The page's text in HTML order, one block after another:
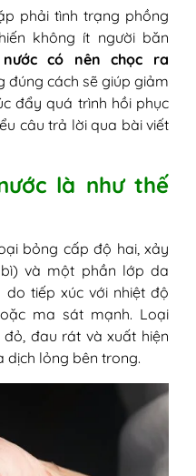
nên chọc
THỂ chọc (nếu có
sĩ)
vết bỏng phồng nước
nên đi gặp bác
hiệu nhiễm trùng
lành sau 10 - 14
nhân nguy hiểm
phải tình trạng phồng
không ít người băn
có nên chọc ra
đúng cách sẽ giúp giảm
đẩy quá trình hồi phục
câu trả lời qua bài viết
là như thế
bỏng cấp độ hai, xảy
và một phần lớp da
tiếp xúc với nhiệt độ
ma sát mạnh. Loại
đau rát và xuất hiện
dịch lỏng bên trong.